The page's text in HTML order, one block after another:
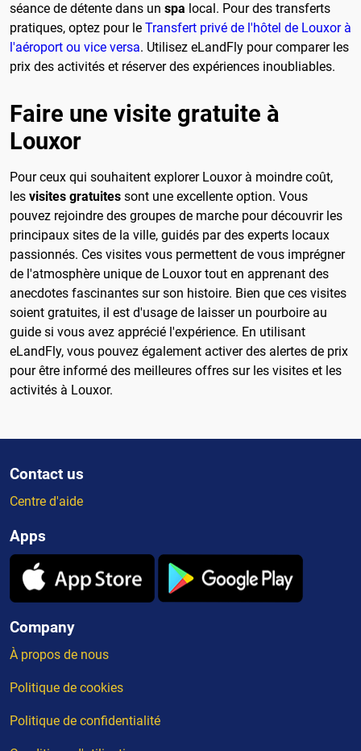
séance de détente dans un spa local. Pour des transferts
pratiques, optez pour le Transfert privé de l'hôtel de Louxor à
l'aéroport ou vice versa. Utilisez eLandFly pour comparer les
prix des activités et réserver des expériences inoubliables.
Faire une visite gratuite à
Louxor
Pour ceux qui souhaitent explorer Louxor à moindre coût,
les visites gratuites sont une excellente option. Vous
pouvez rejoindre des groupes de marche pour découvrir les
principaux sites de la ville, guidés par des experts locaux
passionnés. Ces visites vous permettent de vous imprégner
de l'atmosphère unique de Louxor tout en apprenant des
anecdotes fascinantes sur son histoire. Bien que ces visites
soient gratuites, il est d'usage de laisser un pourboire au
guide si vous avez apprécié l'expérience. En utilisant
eLandFly, vous pouvez également activer des alertes de prix
pour être informé des meilleures offres sur les visites et les
activités à Louxor.
Contact us
Centre d'aide
Apps
Company
À propos de nous
Politique de cookies
Politique de confidentialité